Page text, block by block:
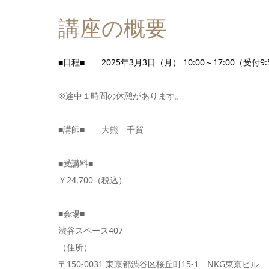
講座の概要
■日程■ 2025年3月3日（月） 10:00～17:00（受付
※途中１時間の休憩があります。
■講師■ 大熊 千賀
■受講料■
￥24,700（税込）
■会場■
渋谷スペース407
（住所）
〒150-0031 東京都渋谷区桜丘町15-1 NKG東京ビル